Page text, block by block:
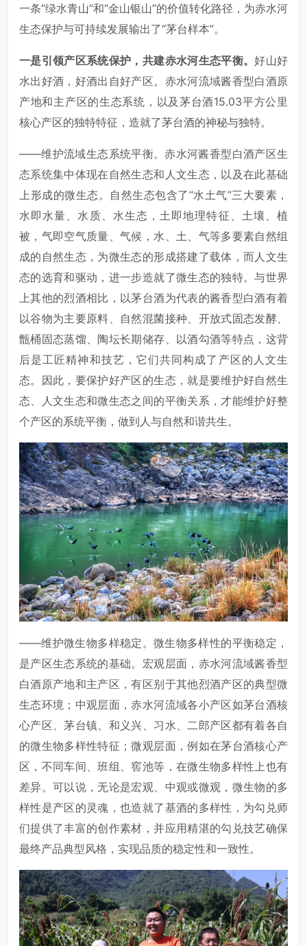
一条“绿水青山”和“金山银山”的价值转化路径，为赤水河
生态保护与可持续发展输出了“茅台样本”。
一是引领产区系统保护，共建赤水河生态平衡。好山好
水出好酒，好酒出自好产区。赤水河流域酱香型白酒原
产地和主产区的生态系统，以及茅台酒15.03平方公里
核心产区的独特特征，造就了茅台酒的神秘与独特。
——维护流域生态系统平衡。赤水河酱香型白酒产区生
态系统集中体现在自然生态和人文生态，以及在此基础
上形成的微生态。自然生态包含了“水土气”三大要素，
水即水量、水质、水生态，土即地理特征、土壤、植
被，气即空气质量、气候，水、土、气等多要素自然组
成的自然生态，为微生态的形成搭建了载体，而人文生
态的选育和驱动，进一步造就了微生态的独特。与世界
上其他的烈酒相比，以茅台酒为代表的酱香型白酒有着
以谷物为主要原料、自然混菌接种、开放式固态发酵、
甑桶固态蒸馏、陶坛长期储存、以酒勾酒等特点，这背
后是工匠精神和技艺，它们共同构成了产区的人文生
态。因此，要保护好产区的生态，就是要维护好自然生
态、人文生态和微生态之间的平衡关系，才能维护好整
个产区的系统平衡，做到人与自然和谐共生。
——维护微生物多样稳定。微生物多样性的平衡稳定，
是产区生态系统的基础。宏观层面，赤水河流域酱香型
白酒原产地和主产区，有区别于其他烈酒产区的典型微
生态环境；中观层面，赤水河流域各小产区如茅台酒核
心产区、茅台镇、和义兴、习水、二郎产区都有着各自
的微生物多样性特征；微观层面，例如在茅台酒核心产
区，不同车间、班组、窖池等，在微生物多样性上也有
差异。可以说，无论是宏观、中观或微观，微生物的多
样性是产区的灵魂，也造就了基酒的多样性，为勾兑师
们提供了丰富的创作素材，并应用精湛的勾兑技艺确保
最终产品典型风格，实现品质的稳定性和一致性。